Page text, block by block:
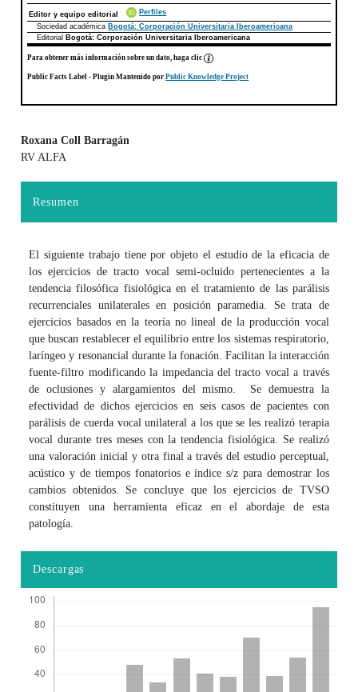
Editor y equipo editorial
Perfiles
Sociedad académica Bogotá: Corporación Universitaria Iberoamericana
Editorial
Bogotá: Corporación Universitaria Iberoamericana
Para obtener más información sobre un dato, haga clic
Public Facts Label - Plugin Mantenido porPublic Knowledge Project
Roxana Coll Barragán
RV ALFA
Resumen
El siguiente trabajo tiene por objeto el estudio de la eficacia de
los ejercicios de tracto vocal semi-ocluido pertenecientes a la
tendencia filosófica fisiológica en el tratamiento de las parálisis
recurrenciales unilaterales en posición paramedia. Se trata de
ejercicios basados en la teoría no lineal de la producción vocal
que buscan restablecer el equilibrio entre los sistemas respiratorio,
laríngeo y resonancial durante la fonación. Facilitan la interacción
fuente-filtro modificando la impedancia del tracto vocal a través
de oclusiones y alargamientos del mismo. Se demuestra la
efectividad de dichos ejercicios en seis casos de pacientes con
parálisis de cuerda vocal unilateral a los que se les realizó terapia
vocal durante tres meses con la tendencia fisiológica. Se realizó
una valoración inicial y otra final a través del estudio perceptual,
acústico y de tiempos fonatorios e índice s/z para demostrar los
cambios obtenidos. Se concluye que los ejercicios de TVSO
constituyen una herramienta eficaz en el abordaje de esta
patología.
Descargas